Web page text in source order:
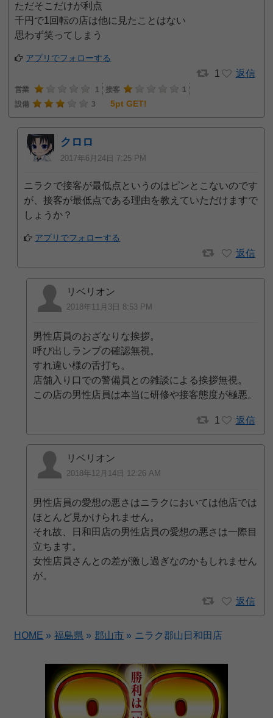
ただそこだけが利点
千円で1回転の店は他に見たことはない
思わず笑ってしまう
アプリでフォローする
1 返信
営業 1 接客
1
設備
3 5pt GET!
クロロ
2017年6月24日 7:25 PM
ニラクで接客が最低点というのはピンとこないのです
が、接客が最低点である理由を教えていただけますで
しょうか？
アプリでフォローする
返信
リベリオン
2018年11月3日 8:53 PM
男性店員のおざなりな挨拶。
呼び出しランプの確認無視。
すれ違い様の舌打ち。
店舗入り口での警備員との雑談による挨拶無視。
この店の男性店員は本当に研修や接客態度が極悪。
1 返信
リベリオン
2018年12月14日 12:26 AM
男性店員の愛想の悪さはニラクにおいては他店では
ほとんど見かけられません。
それ故、日和田店の男性店員の愛想の悪さは一際目
立ちます。
女性店員さんとの差が激し過ぎなのかもしれません
が。
返信
HOME » 福島県 » 郡山市 » ニラク郡山日和田店